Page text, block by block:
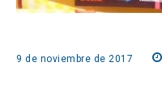
9 de noviembre de 2017